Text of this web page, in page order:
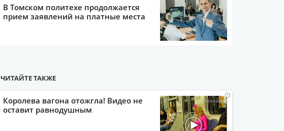
В Томском политехе продолжается
прием заявлений на платные места
ЧИТАЙТЕ ТАКЖЕ
i
Королева вагона отожгла! Видео не
оставит равнодушным
iii